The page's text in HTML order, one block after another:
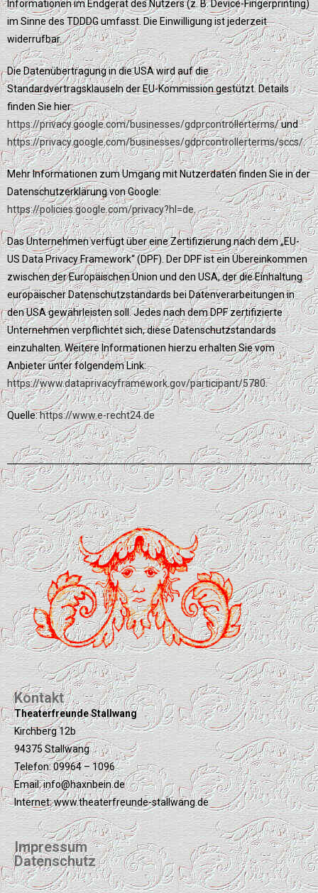
Informationen im Endgerät des Nutzers (z. B. Device-Fingerprinting)
im Sinne des TDDDG umfasst. Die Einwilligung ist jederzeit
widerrufbar.
Die Datenübertragung in die USA wird auf die
Standardvertragsklauseln der EU-Kommission gestützt. Details
finden Sie hier:
https://privacy.google.com/businesses/gdprcontrollerterms/und
https://privacy.google.com/businesses/gdprcontrollerterms/sccs/.
Mehr Informationen zum Umgang mit Nutzerdaten finden Sie in der
Datenschutzerklärung von Google:
https://policies.google.com/privacy?hl=de.
Das Unternehmen verfügt über eine Zertifizierung nach dem „EU-
US Data Privacy Framework“ (DPF). Der DPF ist ein Übereinkommen
zwischen der Europäischen Union und den USA, der die Einhaltung
europäischer Datenschutzstandards bei Datenverarbeitungen in
den USA gewährleisten soll. Jedes nach dem DPF zertifizierte
Unternehmen verpflichtet sich, diese Datenschutzstandards
einzuhalten. Weitere Informationen hierzu erhalten Sie vom
Anbieter unter folgendem Link:
https://www.dataprivacyframework.gov/participant/5780.
Quelle:https://www.e-recht24.de
Kontakt
Theaterfreunde Stallwang
Kirchberg 12b
94375 Stallwang
Telefon: 09964 – 1096
Email: info@haxnbein.de
Internet: www.theaterfreunde-stallwang.de
Impressum
Datenschutz